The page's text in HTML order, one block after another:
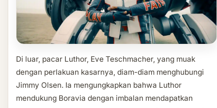
Di luar, pacar Luthor, Eve Teschmacher, yang muak
dengan perlakuan kasarnya, diam-diam menghubungi
Jimmy Olsen. Ia mengungkapkan bahwa Luthor
mendukung Boravia dengan imbalan mendapatkan